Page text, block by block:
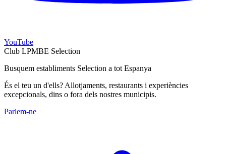
YouTube
Club LPMBE Selection
Busquem establiments Selection a tot Espanya
És el teu un d'ells? Allotjaments, restaurants i experiències
excepcionals, dins o fora dels nostres municipis.
Parlem-ne